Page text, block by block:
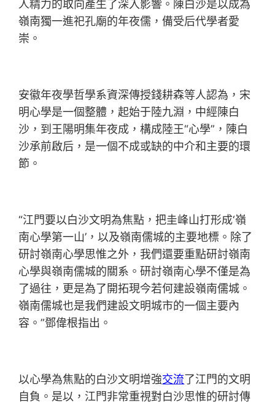
人精力的取向產生了深入影響。陳白沙是以成為
嶺南獨一進祀孔廟的年夜儒，備受后代學者愛
崇。
安徽年夜學哲學系資深傳授錢耕森等人認為，宋
明心學是一個整體，起始于陸九淵，中經陳白
沙，到王陽明集年夜成，構成陸王“心學”，陳白
沙承前啟后，是一個不成或缺的中介和主要的環
節。
“江門要以白沙文明為焦點，把圭峰山打形成‘嶺
南心學第一山’，以及嶺南儒城的主要地標。除了
研討嶺南心學思惟之外，我們還要重點研討嶺南
心學與嶺南儒城的關系。研討嶺南心學不僅是為
了過往，更是為了開拓現今若何建設嶺南儒城。
嶺南儒城也是我們建設文明城市的一個主要內
容。”鄧偉根指出。
以心學為焦點的白沙文明增強交流了江門的文明
自負。是以，江門非常重視對白沙思惟的研討傳